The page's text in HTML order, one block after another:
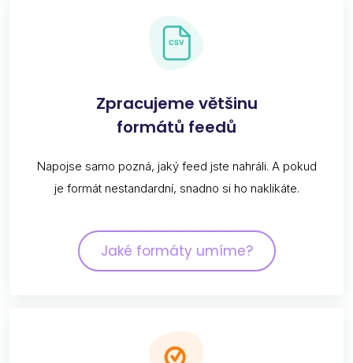
Zpracujeme většinu
formátů feedů
Napojse samo pozná, jaký feed jste nahráli. A pokud
je formát nestandardní, snadno si ho naklikáte.
Jaké formáty umíme?